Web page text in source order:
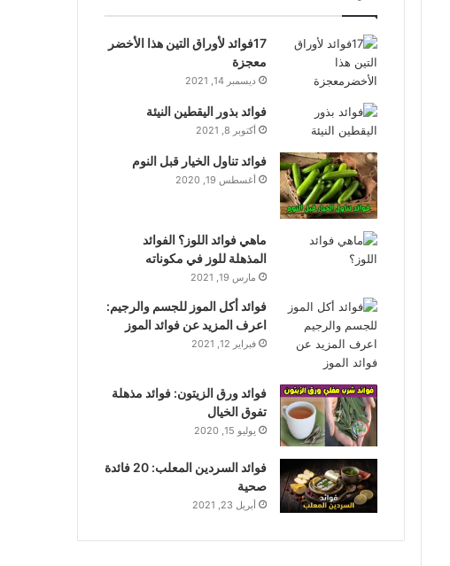
17فوائد لأوراق التين هذا الأخضر
معجزة
ديسمبر 14, 2021
فوائد بذور اليقطين النيئة
أكتوبر 8, 2021
فوائد تناول الخيار قبل النوم
أغسطس 19, 2020
ماهي فوائد اللوز؟ الفوائد
المذهلة للوز في مكوناته
مارس 19, 2021
فوائد أكل الموز للجسم والرجيم:
اعرف المزيد عن فوائد الموز
فبراير 12, 2021
فوائد ورق الزيتون: فوائد مذهلة
تفوق الخيال
يوليو 15, 2020
فوائد السردين المعلب: 20 فائدة
صحية
أبريل 23, 2021